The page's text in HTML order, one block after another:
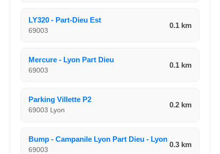
LY320 - Part-Dieu Est
69003
0.1 km
Mercure - Lyon Part Dieu
69003
0.1 km
Parking Villette P2
69003 Lyon
0.2 km
Bump - Campanile Lyon Part Dieu - Lyon
69003
0.3 km